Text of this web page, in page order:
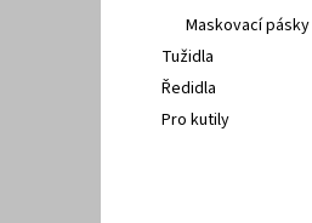
Maskovací pásky
Tužidla
Ředidla
Pro kutily